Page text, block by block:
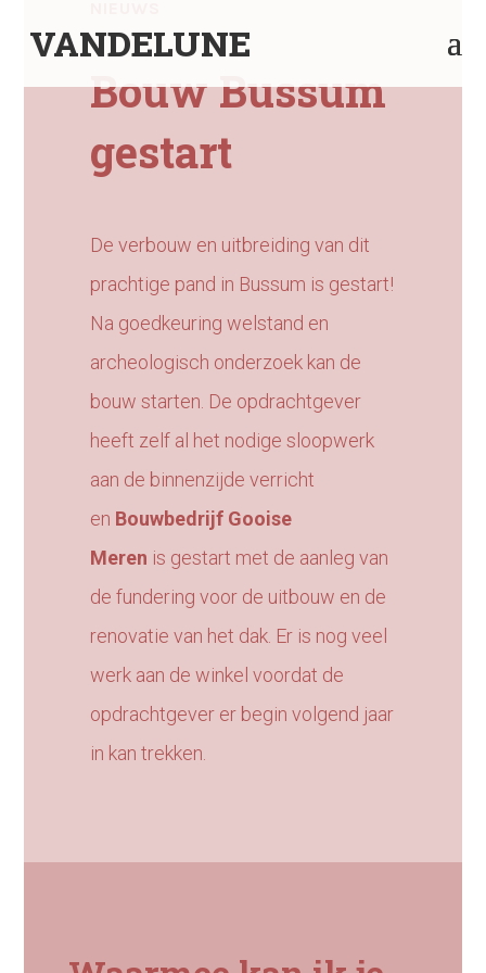
VANDELUNE
Bouw Bussum
gestart
De verbouw en uitbreiding van dit
prachtige pand in Bussum is gestart!
Na goedkeuring welstand en
archeologisch onderzoek kan de
bouw starten. De opdrachtgever
heeft zelf al het nodige sloopwerk
aan de binnenzijde verricht
en Bouwbedrijf Gooise
Meren is gestart met de aanleg van
de fundering voor de uitbouw en de
renovatie van het dak. Er is nog veel
werk aan de winkel voordat de
opdrachtgever er begin volgend jaar
in kan trekken.